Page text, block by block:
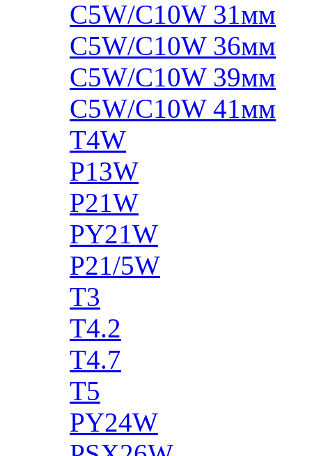
C5W/C10W 31мм
C5W/C10W 36мм
C5W/C10W 39мм
C5W/C10W 41мм
T4W
P13W
P21W
PY21W
P21/5W
T3
T4.2
T4.7
T5
PY24W